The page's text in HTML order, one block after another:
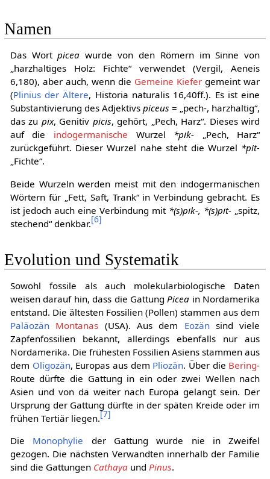
Namen
Das Wortpicea wurde von den Römern im Sinne von
„harzhaltiges Holz: Fichte“ verwendet (Vergil, Aeneis
6,180), aber auch, wenn die Gemeine Kiefer gemeint war
(Plinius der Ältere, Historia naturalis 16,40ff.). Es ist eine
Substantivierung des Adjektivs piceus = „pech-, harzhaltig“,
das zu pix, Genitiv picis, gehört, „Pech, Harz“. Dieses wird
auf die indogermanische Wurzel *pik- „Pech, Harz“
zurückgeführt. Dieser Wurzel nahe steht die Wurzel *pit-
„Fichte“.
Beide Wurzeln werden meist mit den indogermanischen
Wörtern für „Fett, Saft, Trank“ in Verbindung gebracht. Es
ist jedoch auch eine Verbindung mit *(s)pik-, *(s)pit- „spitz,
stechend“ denkbar.[6]
Evolution und Systematik
Sowohl fossile als auch molekularbiologische Daten
weisen darauf hin, dass die GattungPicea in Nordamerika
entstand. Die ältesten Fossilien (Pollen) stammen aus dem
Paläozän Montanas (USA). Aus dem Eozänsind viele
Zapfenfossilien bekannt, allerdings ebenfalls nur aus
Nordamerika. Die frühesten Fossilien Asiens stammen aus
dem Oligozän, Europas aus dem Pliozän. Über die Bering-
Route dürfte die Gattung in ein oder zwei Wellen nach
Asien und von da weiter nach Europa gelangt sein. Der
Ursprung der Gattung dürfte in der späten Kreide oder im
frühen Tertiär liegen.[7]
Die Monophylie der Gattung wurde nie in Zweifel
gezogen. Die nächsten Verwandten innerhalb der Familie
sind die Gattungen Cathayaund Pinus.